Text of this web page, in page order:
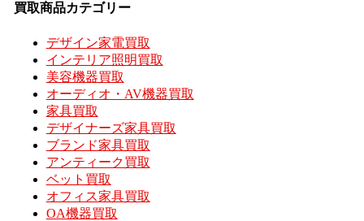
買取商品カテゴリー
デザイン家電買取
インテリア照明買取
美容機器買取
オーディオ・AV機器買取
家具買取
デザイナーズ家具買取
ブランド家具買取
アンティーク買取
ベット買取
オフィス家具買取
OA機器買取